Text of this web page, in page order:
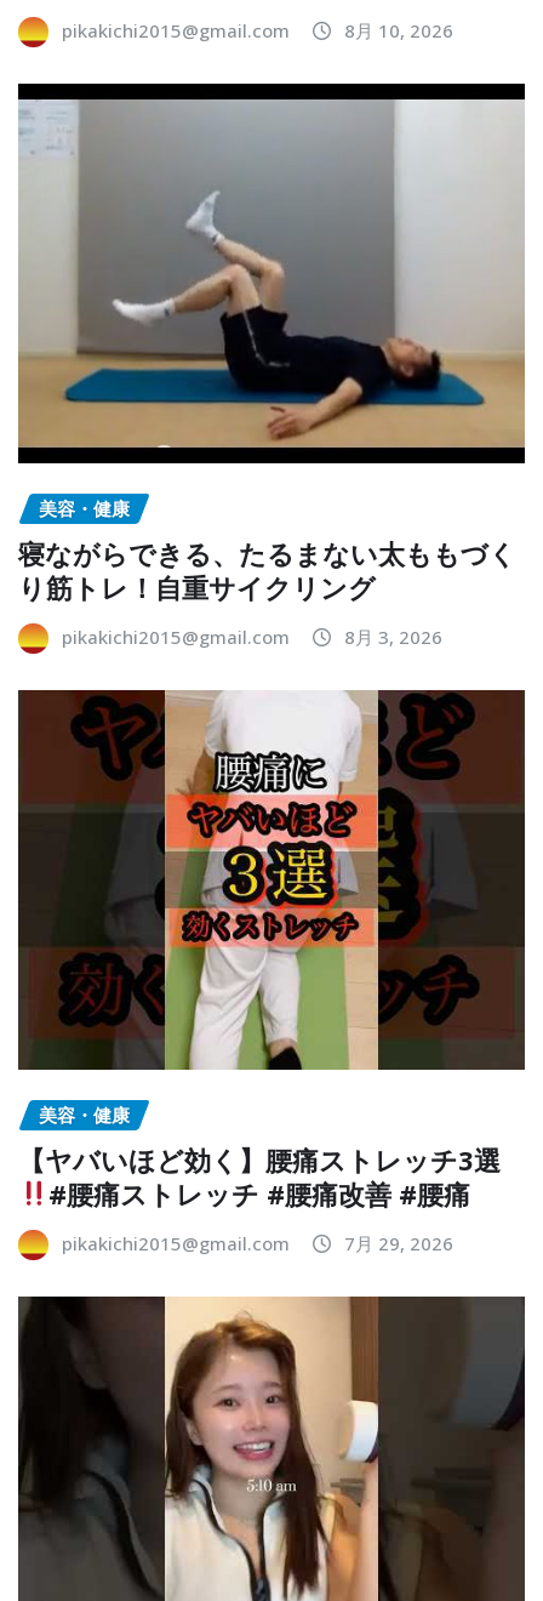
pikakichi2015@gmail.com 8月 10, 2026
美容・健康
寝ながらできる、たるまない太ももづく
り筋トレ！自重サイクリング
pikakichi2015@gmail.com 8月 3, 2026
美容・健康
【ヤバいほど効く】腰痛ストレッチ3選
#腰痛ストレッチ #腰痛改善 #腰痛
pikakichi2015@gmail.com 7月 29, 2026